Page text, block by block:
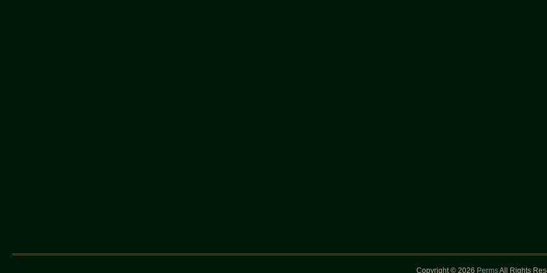
Copyright © 2026 PermsAll Rights